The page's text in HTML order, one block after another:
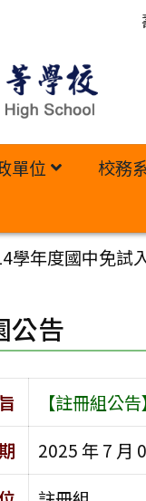
單位 校務
學年度國中免
公告
【註冊組公
2025 年 7 月